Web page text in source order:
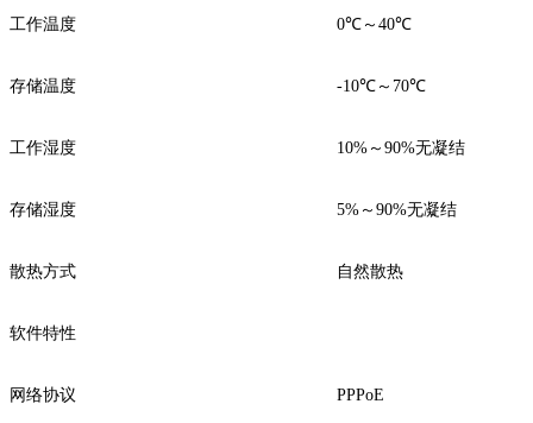
工作温度 0℃～40℃
存储温度 -10℃～70℃
工作湿度 10%～90%无凝结
存储湿度 5%～90%无凝结
散热方式 自然散热
软件特性
网络协议 PPPoE